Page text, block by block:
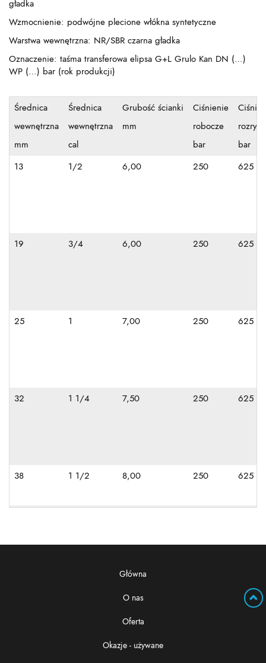
gładka
Wzmocnienie: podwójne plecione włókna syntetyczne
Warstwa wewnętrzna: NR/SBR czarna gładka
Oznaczenie: taśma transferowa elipsa G+L Grulo Kan DN (…)
WP (…) bar (rok produkcji)
Średnica
wewnętrzna
mm
Średnica
wewnętrzna
cal
Grubość ścianki
mm
Ciśnienie
robocze
bar bar
13 1/2 6,00 250 625
19 3/4 6,00 250 625
25 1 7,00 250 625
32 1 1/4 7,50 250 625
38 1 1/2 8,00 250 625
Główna
O nas
Oferta
Okazje - używane